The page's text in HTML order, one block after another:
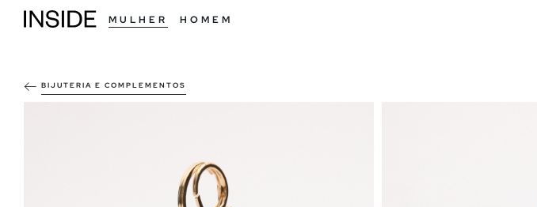
MULHER HOMEM
BIJUTERIA E COMPLEMENTOS